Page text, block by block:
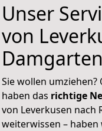
Unser
von
Damgarten
Sie wollen
haben das richtige
von Leverkusen nach
weiterwissen –